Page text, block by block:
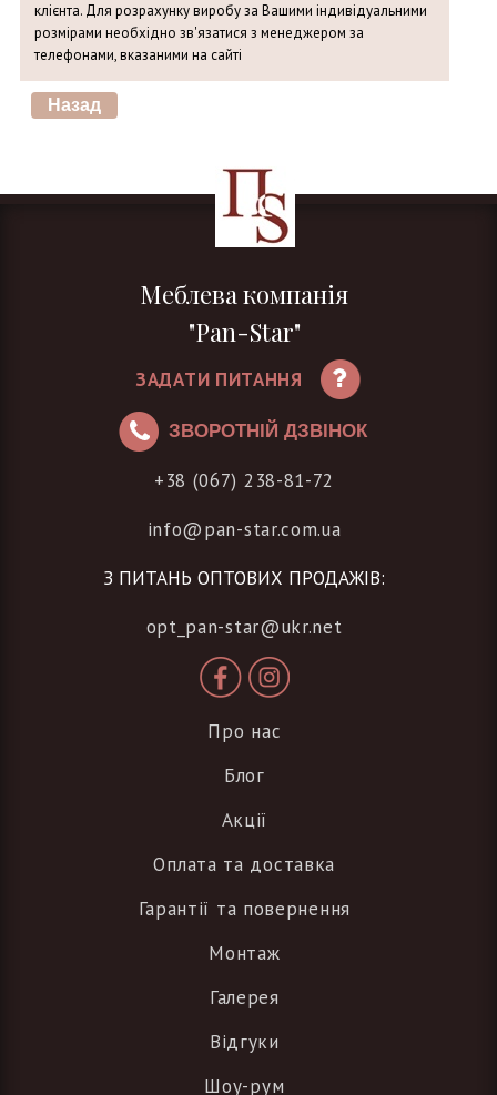
клієнта. Для розрахунку виробу за Вашими індивідуальними
розмірами необхідно зв'язатися з менеджером за
телефонами, вказаними на сайті
Меблева компанія
"Pan-Star"
ЗАДАТИ ПИТАННЯ
ЗВОРОТНІЙ ДЗВІНОК
+38 (067) 238-81-72
info@pan-star.com.ua
З ПИТАНЬ ОПТОВИХ ПРОДАЖІВ:
opt_pan-star@ukr.net
Про нас
Блог
Акції
Оплата та доставка
Гарантії та повернення
Монтаж
Галерея
Відгуки
Шоу-рум